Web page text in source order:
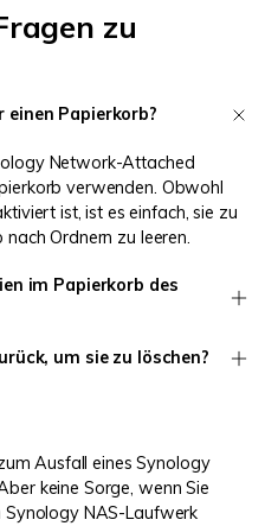
zu
einen Papierkorb?
Network-Attached
verwenden. Obwohl
ist, ist es einfach, sie zu
Ordnern zu leeren.
im Papierkorb des
um sie zu löschen?
Ausfall eines Synology
keine Sorge, wenn Sie
Synology NAS-Laufwerk